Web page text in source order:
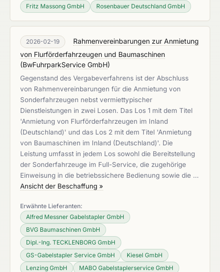
Fritz Massong GmbH
Rosenbauer Deutschland GmbH
2026-02-19
Rahmenvereinbarungen zur Anmietung
von Flurförderfahrzeugen und Baumaschinen
(BwFuhrparkService GmbH)
Gegenstand des Vergabeverfahrens ist der Abschluss
von Rahmenvereinbarungen für die Anmietung von
Sonderfahrzeugen nebst vermiettypischer
Dienstleistungen in zwei Losen. Das Los 1 mit dem Titel
'Anmietung von Flurförderfahrzeugen im Inland
(Deutschland)' und das Los 2 mit dem Titel 'Anmietung
von Baumaschinen im Inland (Deutschland)'. Die
Leistung umfasst in jedem Los sowohl die Bereitstellung
der Sonderfahrzeuge im Full-Service, die zugehörige
Einweisung in die betriebssichere Bedienung sowie die …
Ansicht der Beschaffung »
Erwähnte Lieferanten:
Alfred Messner Gabelstapler GmbH
BVG Baumaschinen GmbH
Dipl.-Ing. TECKLENBORG GmbH
GS-Gabelstapler Service GmbH
Kiesel GmbH
Lenzing GmbH
MABO Gabelstaplerservice GmbH